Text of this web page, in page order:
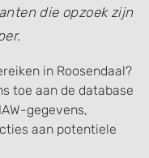
die opzoek zijn
in Roosendaal?
toe aan de database
gegevens,
aan potentiele